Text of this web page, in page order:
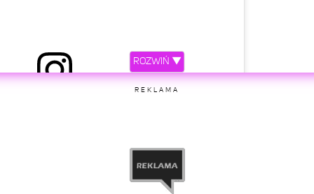
DAWID KWIATKOWSKI (@kwiatkowsky)
ROZWIŃ ▼
REKLAMA